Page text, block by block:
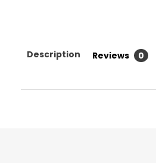
Description Reviews 0